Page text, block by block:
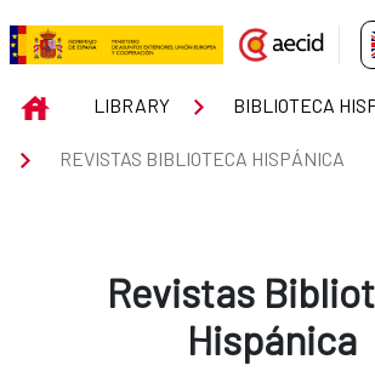
Skip to Main Content
Revistas Biblioteca
INICIOLIBRARY BIBLIOTECA
REVISTAS BIBLIOTECA HISPÁNICA
Revistas
Hispánica